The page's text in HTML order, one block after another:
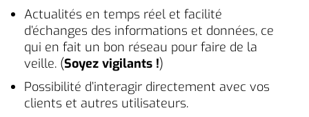
Actualités en temps réel et facilité
d’échanges des informations et données, ce
qui en fait un bon réseau pour faire de la
veille. (Soyez vigilants !)
Possibilité d’interagir directement avec vos
clients et autres utilisateurs.